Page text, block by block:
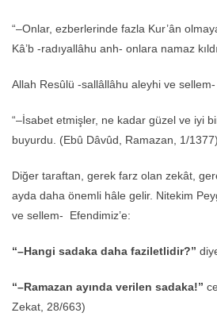
“–Onlar, ezberlerinde fazla Kur’ân
Kâ’b -radıyallâhu anh- onlara namaz
Allah Resûlü -sallâllâhu aleyhi ve sellem-
“–İsabet etmişler, ne kadar güzel ve iyi
buyurdu. (Ebû Dâvûd, Ramazan, 1/1377)
Diğer taraftan, gerek farz olan zekât,
ayda daha önemli hâle gelir. Nitekim
ve sellem- Efendimiz’e:
“–Hangi sadaka daha faziletlidir?”
“–Ramazan ayında verilen sadaka!”
Zekat, 28/663)